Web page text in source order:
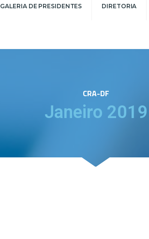
GALERIA DE PRESIDENTES DIRETORIA
CRA-DF
Janeiro 2019